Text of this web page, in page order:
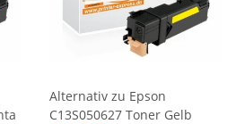
Alternativ zu Epson
C13S050627 Toner Gelb